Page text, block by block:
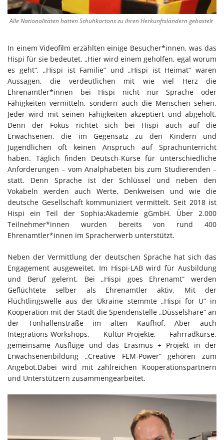
Alle Nationalitäten hatten Schuhkartons zu ihren Herkunftsländern gebastelt
In einem Videofilm erzählten einige Besucher*innen, was das
Hispi für sie bedeutet. „Hier wird einem geholfen, egal worum
es geht“, „Hispi ist Familie“ und „Hispi ist Heimat“ waren
Aussagen, die verdeutlichen mit wie viel Herz die
Ehrenamtler*innen bei Hispi nicht nur Sprache oder
Fähigkeiten vermitteln, sondern auch die Menschen sehen.
Jeder wird mit seinen Fähigkeiten akzeptiert und abgeholt.
Denn der Fokus richtet sich bei Hispi auch auf die
Erwachsenen, die im Gegensatz zu den Kindern und
Jugendlichen oft keinen Anspruch auf Sprachunterricht
haben. Täglich finden Deutsch-Kurse für unterschiedliche
Anforderungen – vom Analphabeten bis zum Studierenden –
statt. Denn Sprache ist der Schlüssel und neben den
Vokabeln werden auch Werte, Denkweisen und wie die
deutsche Gesellschaft kommuniziert vermittelt. Seit 2018 ist
Hispi ein Teil der Sophia:Akademie gGmbH. Über 2.000
Teilnehmer*innen wurden bereits von rund 400
Ehrenamtler*innen im Spracherwerb unterstützt.
Neben der Vermittlung der deutschen Sprache hat sich das
Engagement ausgeweitet. Im Hispi-LAB wird für Ausbildung
und Beruf gelernt. Bei „Hispi goes Ehrenamt“ werden
Geflüchtete selber als Ehrenamtler aktiv. Mit der
Flüchtlingswelle aus der Ukraine stemmte „Hispi for U“ in
Kooperation mit der Stadt die Spendenstelle „Düsselshare“ an
der Tonhallenstraße im alten Kaufhof. Aber auch
Integrations-Workshops, Kultur-Projekte, Fahrradkurse,
gemeinsame Ausflüge und das Erasmus + Projekt in der
Erwachsenenbildung „Creative FEM-Power“ gehören zum
Angebot.Dabei wird mit zahlreichen Kooperationspartnern
und Unterstützern zusammengearbeitet.